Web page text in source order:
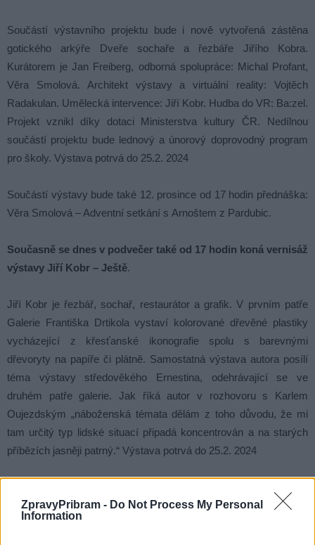
ZpravyPribram - Do Not Process My Personal
Information
Součástí výstavního projektu bude i nově vytvořená zástěna
gotického arkýře Dveře sochaře a řezbáře Jiřího Kobra.
Kurátorem je Jan Freiberg, odborná spolupráce: Michal Profant,
Věra Smolová. Architekt výstavy a virtuální reality: Vojtěch
Radakulan. Umělecká intervence: Jiří Kobr. Hudba do VR: Ba:zel.
Projekt vznikl díky dotaci Ministerstva kultury ČR. Nedílnou
součástí projektu bude lednový a únorový doprovodný program
pro školy. Výstava potrvá do 25.2. 2024
Součástí výstavy bude také 12. prosince od 17 hodin přednáška:
Věra Smolová – Adventní setkání s Arnoštem z Pardubic.
Současně se dnes v podvečer také od 17 hodin koná vernisáž
výstavy Jiří Kobr – Ještě.
Jiří Kobr je řezbář, sochař, restaurátor a grafik. V prvním patře
Galerie Františka Drtikola vystaví kolorované dřevěné plastiky
vycházející z křesťanské ikonografie spolu s barevnými
dřevoryty na papíře či plátně. Samostatná výstava autora posílí
téma výstavy středověkého Ernestina, odehrávající se ve
druhém patře galerie. Jak říká autor v rozhovoru s Karlem
Oujezdským „náboženská témata dělám z toho důvodu, že mi
tam určitý typ lidské situací připadá koncentrován a na starých
příbězích jasněji patrný.“ Výstava potrvá do 25.2. 2024
vám otevře nové perspektivy na dobu, která formovala
příbramskou historii.